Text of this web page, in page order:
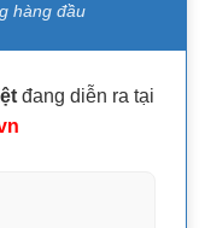
hàng đầu
đang diễn ra tại